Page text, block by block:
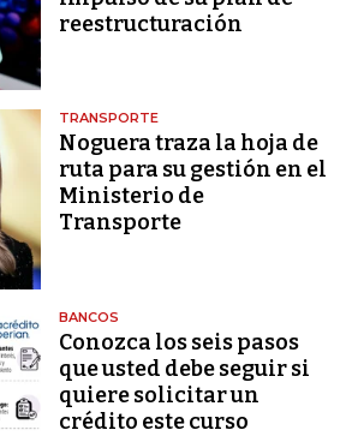
reestructuración
TRANSPORTE
Noguera traza la hoja de
ruta para su gestión en el
Ministerio de
Transporte
BANCOS
Conozca los seis pasos
que usted debe seguir si
quiere solicitar un
crédito este curso